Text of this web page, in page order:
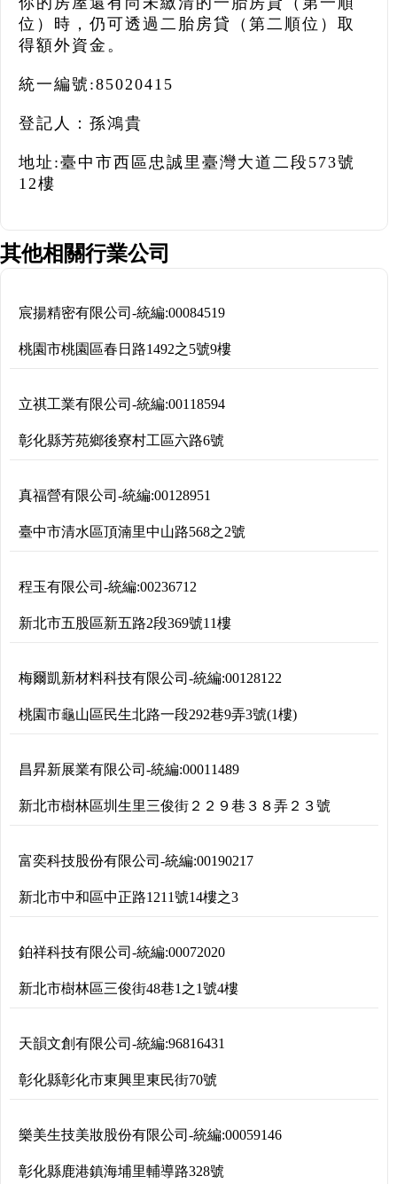
位）時，仍可透過二胎房貸（第二順位）取
得額外資金。
統一編號:85020415
登記人：孫鴻貴
地址:臺中市西區忠誠里臺灣大道二段573號
12樓
其他相關行業公司
宸揚精密有限公司 -統編:00084519
桃園市桃園區春日路1492之5號9樓
立祺工業有限公司 -統編:00118594
彰化縣芳苑鄉後寮村工區六路6號
真福營有限公司 -統編:00128951
臺中市清水區頂湳里中山路568之2號
程玉有限公司 -統編:00236712
新北市五股區新五路2段369號11樓
梅爾凱新材料科技有限公司 -統編:00128122
桃園市龜山區民生北路一段292巷9弄3號(1樓)
昌昇新展業有限公司 -統編:00011489
新北市樹林區圳生里三俊街２２９巷３８弄２３號
富奕科技股份有限公司 -統編:00190217
新北市中和區中正路1211號14樓之3
鉑祥科技有限公司 -統編:00072020
新北市樹林區三俊街48巷1之1號4樓
天韻文創有限公司 -統編:96816431
彰化縣彰化市東興里東民街70號
樂美生技美妝股份有限公司 -統編:00059146
彰化縣鹿港鎮海埔里輔導路328號